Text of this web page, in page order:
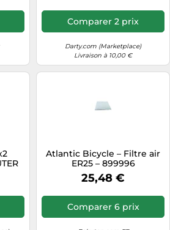
Comparer 2 prix
Darty.com (Marketplace)
Livraison à 10,00 €
-
Atlantic Bicycle – Filtre air
ER25 – 899996
25,48 €
Comparer 6 prix